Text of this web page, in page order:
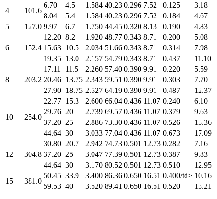
4
101.6
6.70 4.5 1.584 40.23 0.296 7.52 0.125
3.18
8.04
5.4 1.584 40.23 0.296 7.52 0.184
4.67
5
127.0 9.97 6.7 1.750 44.45 0.320 8.13 0.190 4.83
6 152.4
12.20 8.2 1.920 48.77 0.343 8.71 0.200
5.08
15.63 10.5 2.034 51.66 0.343 8.71 0.314
7.98
19.35 13.0 2.157 54.79 0.343 8.71 0.437 11.10
8 203.2
17.11 11.5 2.260 57.40 0.390 9.91 0.220
5.59
20.46 13.75 2.343 59.51 0.390 9.91 0.303
7.70
27.90 18.75 2.527 64.19 0.390 9.91 0.487 12.37
10 254.0
22.77 15.3 2.600 66.04 0.436 11.07 0.240
6.10
29.76 20 2.739 69.57 0.436 11.07 0.379
9.63
37.20 25 2.886 73.30 0.436 11.07 0.526
13.36
44.64 30 3.033 77.04 0.436 11.07 0.673 17.09
12 304.8
30.80 20.7 2.942 74.73 0.501 12.73 0.282
7.16
37.20 25 3.047 77.39 0.501 12.73 0.387
9.83
44.64 30 3.170 80.52 0.501 12.73 0.510
12.95
15
381.0
50.45 33.9 3.400 86.36 0.650 16.51 0.400/td> 10.16
59.53 40 3.520 89.41 0.650 16.51 0.520 13.21